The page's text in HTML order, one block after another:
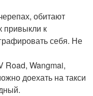
обитают
привыкли к
себя. Не
Road, Wangmai,
доехать на такси